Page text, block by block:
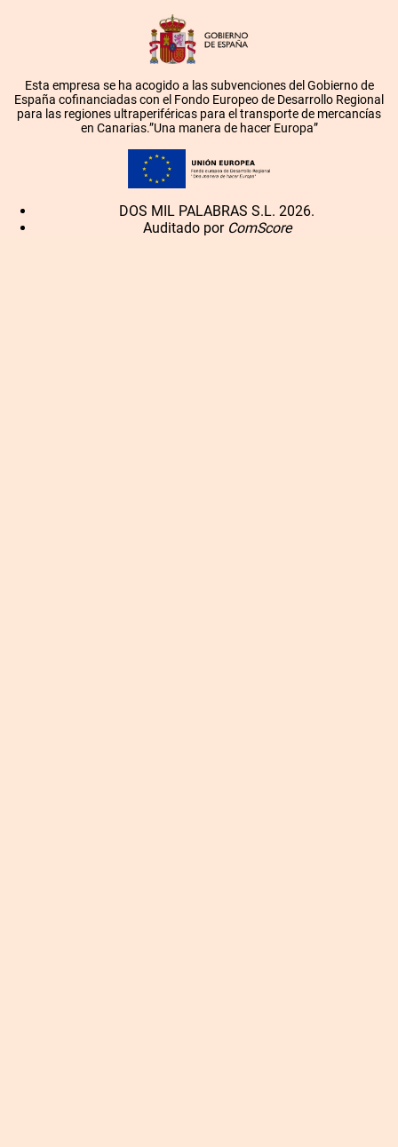
Esta empresa se ha acogido a las subvenciones del Gobierno de
España cofinanciadas con el Fondo Europeo de Desarrollo Regional
para las regiones ultraperiféricas para el transporte de mercancías
en Canarias.”Una manera de hacer Europa”
DOS MIL PALABRAS S.L. 2026.
Auditado por ComScore